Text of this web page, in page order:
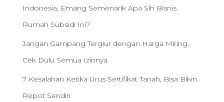
Indonesia, Emang Semenarik Apa Sih Bisnis
Rumah Subsidi Ini?
Jangan Gampang Tergiur dengan Harga Miring,
Cek Dulu Semua Izinnya
7 Kesalahan Ketika Urus Sertifikat Tanah, Bisa Bikin
Repot Sendiri